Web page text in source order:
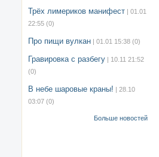
Трёх лимериков манифест | 01.01
22:55 (0)
Про пищи вулкан | 01.01 15:38 (0)
Гравировка с разбегу | 10.11 21:52
(0)
В небе шаровые краны! | 28.10
03:07 (0)
Больше новостей